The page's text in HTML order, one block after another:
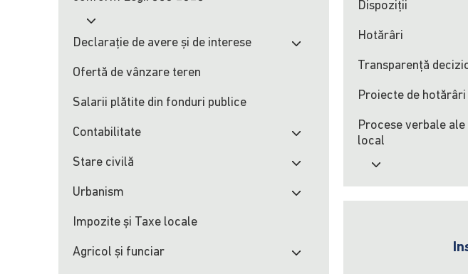
Declarație de avere și de interese
Ofertă de vânzare teren
Salarii plătite din fonduri publice
Contabilitate
Stare civilă
Urbanism
Impozite şi Taxe locale
Agricol şi funciar
Dispoziții
Hotărâri
Transparență
Proiecte de hotărâri
Procese verbale
local